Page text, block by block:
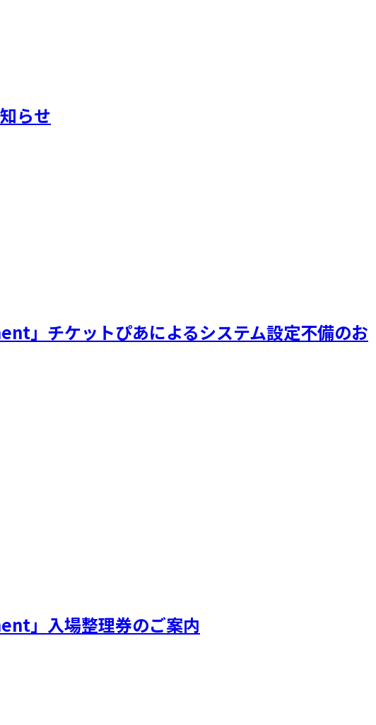
らせ
」チケットぴあによるシステム設定不備のお
」入場整理券のご案内